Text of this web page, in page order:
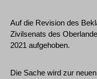
Auf die Revision des
Zivilsenats des
2021 aufgehoben.
Die Sache wird zur